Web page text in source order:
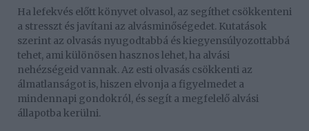
Ha lefekvés előtt könyvet olvasol, az segíthet csökkenteni
a stresszt és javítani az alvásminőségedet. Kutatások
szerint az olvasás nyugodtabbá és kiegyensúlyozottabbá
tehet, ami különösen hasznos lehet, ha alvási
nehézségeid vannak. Az esti olvasás csökkenti az
álmatlanságot is, hiszen elvonja a figyelmedet a
mindennapi gondokról, és segít a megfelelő alvási
állapotba kerülni.